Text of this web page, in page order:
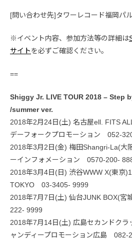
[問い合わせ先]タワーレコード福岡
※イベント内容、参加方法等の詳細は
サイトを必ずご確認ください。
==
Shiggy Jr. LIVE TOUR 2018 – Step
/summer ver.
2018年2月24日(土) 名古屋ell. FITS
デーフォークプロモーション 052-
2018年3月2日(金) 梅田Shangri-La(
ーインフォメーション 0570-200-
2018年3月4日(日) 渋谷WWW X(東京
TOKYO 03-3405- 9999
2018年7月7日(土) 仙台JUNK BOX(
222- 9999
2018年7月14日(土) 広島セカンドク
ャンディープロモーション広島 082-